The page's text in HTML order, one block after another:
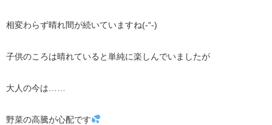
相変わらず晴れ間が続いていますね(-“-)
子供のころは晴れていると単純に楽しんでいましたが
大人の今は……
野菜の高騰が心配です